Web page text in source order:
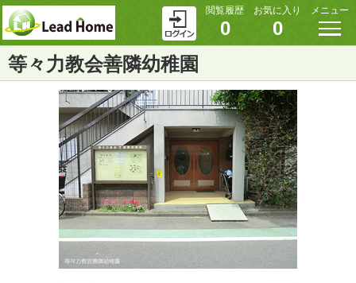
閲覧履歴
0
お気に入り
0
メニュー
等々力教会善隣幼稚園